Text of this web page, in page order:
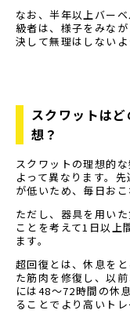
なお、半年以上バー
級者は、様子をみな
決して無理はしないよ
スクワットは
想？
スクワットの理想的
よって異なります。
が低いため、毎日お
ただし、器具を用い
ことを考えて1日以上
ます。
超回復とは、休息を
た筋肉を修復し、以
には48〜72時間の休
ることでより高いト